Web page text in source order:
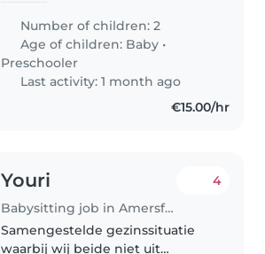
Number of children: 2
Age of children: Baby •
Preschooler
Last activity: 1 month ago
€15.00/hr
Youri
Babysitting job in Amersfoort
4
Samengestelde gezinssituatie
waarbij wij beide niet uit